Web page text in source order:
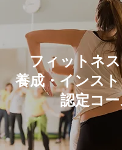
フィットネ
養成・インス
認定コ